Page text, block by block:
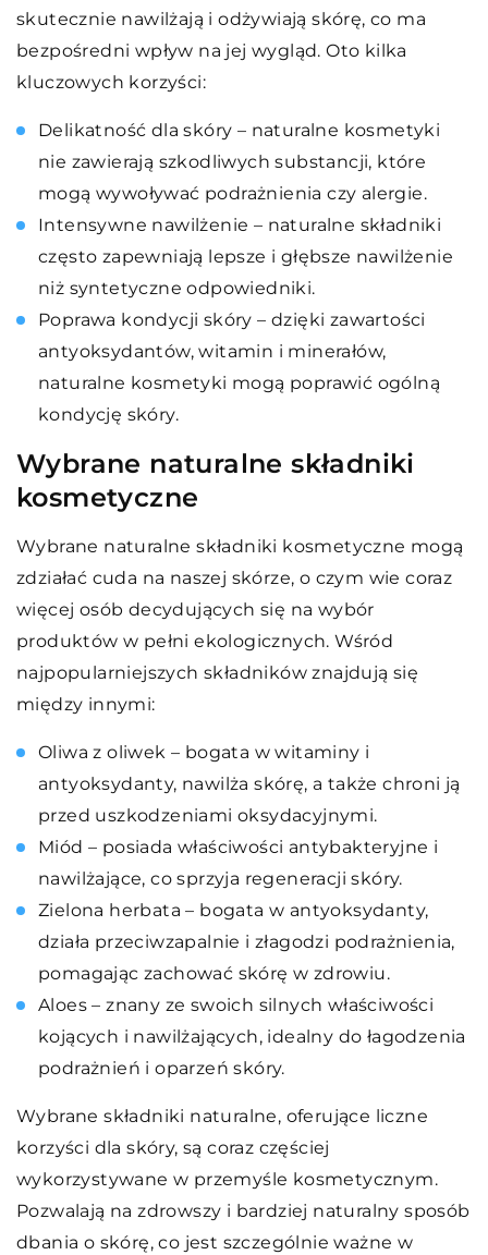
skutecznie nawilżają i odżywiają skórę, co ma
bezpośredni wpływ na jej wygląd. Oto kilka
kluczowych korzyści:
Delikatność dla skóry – naturalne kosmetyki
nie zawierają szkodliwych substancji, które
mogą wywoływać podrażnienia czy alergie.
Intensywne nawilżenie – naturalne składniki
często zapewniają lepsze i głębsze nawilżenie
niż syntetyczne odpowiedniki.
Poprawa kondycji skóry – dzięki zawartości
antyoksydantów, witamin i minerałów,
naturalne kosmetyki mogą poprawić ogólną
kondycję skóry.
Wybrane naturalne składniki
kosmetyczne
Wybrane naturalne składniki kosmetyczne mogą
zdziałać cuda na naszej skórze, o czym wie coraz
więcej osób decydujących się na wybór
produktów w pełni ekologicznych. Wśród
najpopularniejszych składników znajdują się
między innymi:
Oliwa z oliwek – bogata w witaminy i
antyoksydanty, nawilża skórę, a także chroni ją
przed uszkodzeniami oksydacyjnymi.
Miód – posiada właściwości antybakteryjne i
nawilżające, co sprzyja regeneracji skóry.
Zielona herbata – bogata w antyoksydanty,
działa przeciwzapalnie i złagodzi podrażnienia,
pomagając zachować skórę w zdrowiu.
Aloes – znany ze swoich silnych właściwości
kojących i nawilżających, idealny do łagodzenia
podrażnień i oparzeń skóry.
Wybrane składniki naturalne, oferujące liczne
korzyści dla skóry, są coraz częściej
wykorzystywane w przemyśle kosmetycznym.
Pozwalają na zdrowszy i bardziej naturalny sposób
dbania o skórę, co jest szczególnie ważne w